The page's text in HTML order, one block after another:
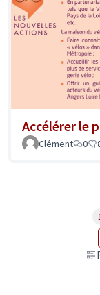
Accélérer le
Clément
0